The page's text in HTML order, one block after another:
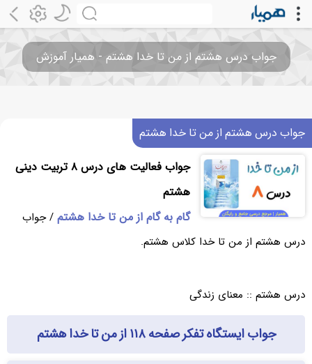
جواب درس هشتم از من تا خدا هشتم - همیار آموزش
جواب درس هشتم از من تا خدا هشتم
جواب فعالیت های درس ۸ تربیت دینی
هشتم
گام به گام از من تا خدا هشتم/ جواب
درس هشتم از من تا خدا کلاس هشتم.
درس هشتم :: معنای زندگی
جواب ایستگاه تفکر صفحه ۱۱۸ از من تا خدا هشتم